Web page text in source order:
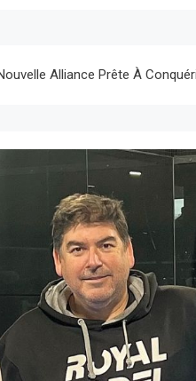
Alliance Prête À